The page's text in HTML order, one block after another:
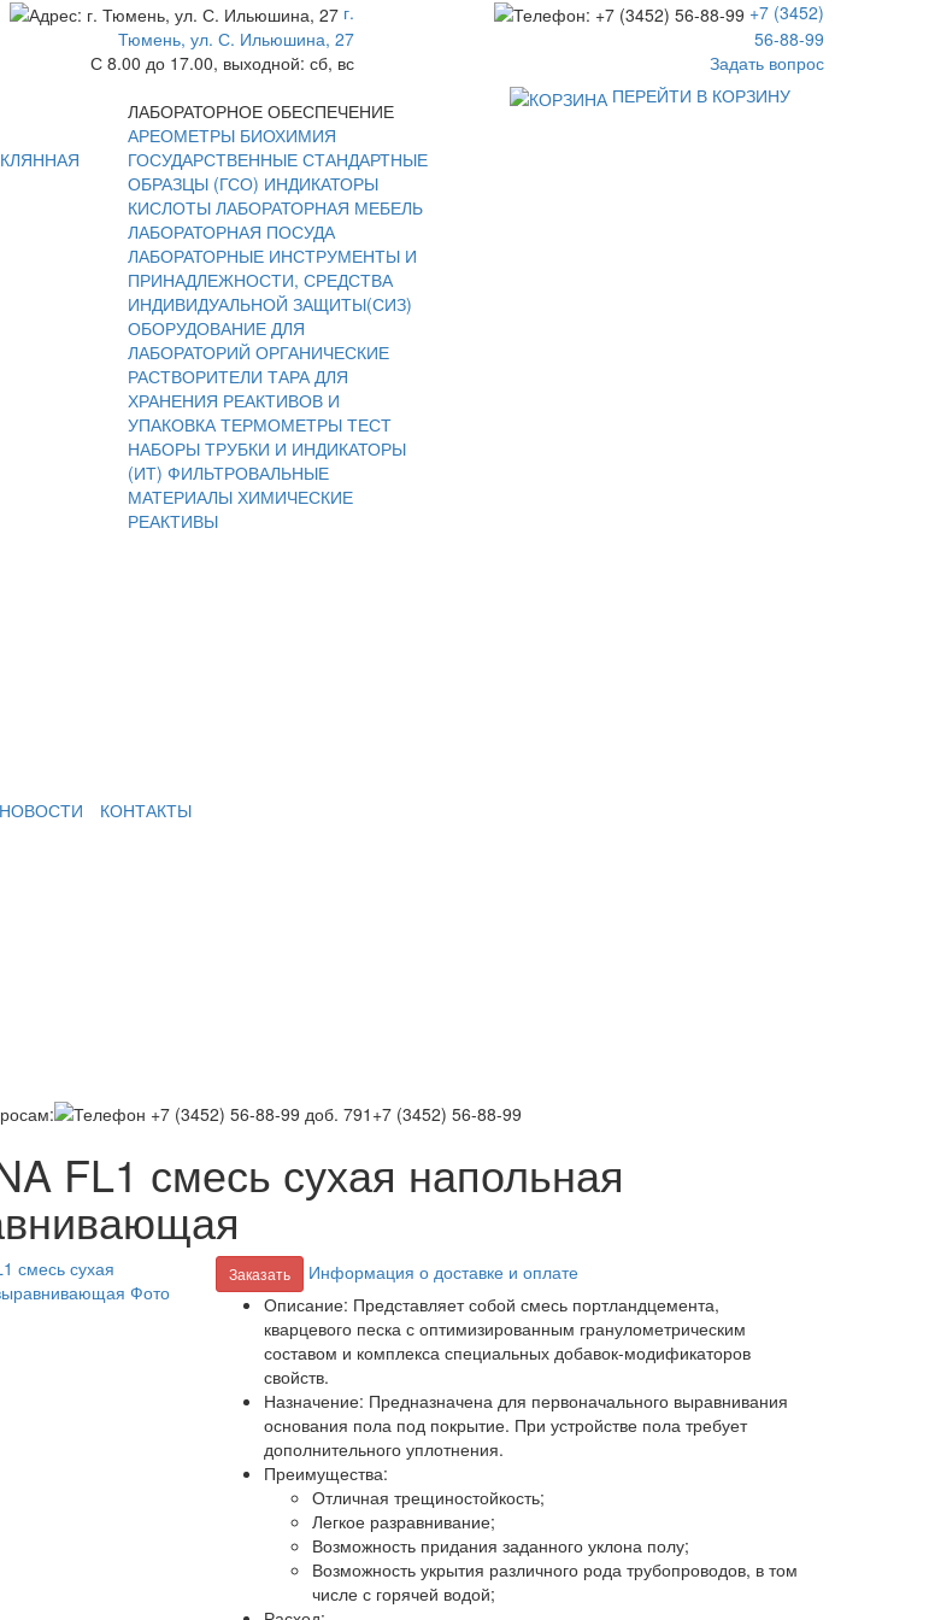
г.
Тюмень, ул. С. Ильюшина, 27
С 8.00 до 17.00, выходной: сб, вс
+7 (3452)
56-88-99
Задать вопрос
ЛАБОРАТОРНОЕ ОБЕСПЕЧЕНИЕ
АРЕОМЕТРЫ БИОХИМИЯ
ГОСУДАРСТВЕННЫЕ СТАНДАРТНЫЕ
ОБРАЗЦЫ (ГСО) ИНДИКАТОРЫ
КИСЛОТЫ ЛАБОРАТОРНАЯ МЕБЕЛЬ
ЛАБОРАТОРНАЯ ПОСУДА
ЛАБОРАТОРНЫЕ ИНСТРУМЕНТЫ И
ПРИНАДЛЕЖНОСТИ, СРЕДСТВА
ИНДИВИДУАЛЬНОЙ ЗАЩИТЫ(СИЗ)
ОБОРУДОВАНИЕ ДЛЯ
ЛАБОРАТОРИЙ ОРГАНИЧЕСКИЕ
РАСТВОРИТЕЛИ ТАРА ДЛЯ
ХРАНЕНИЯ РЕАКТИВОВ И
УПАКОВКА ТЕРМОМЕТРЫ ТЕСТ
НАБОРЫ ТРУБКИ И ИНДИКАТОРЫ
(ИТ) ФИЛЬТРОВАЛЬНЫЕ
МАТЕРИАЛЫ ХИМИЧЕСКИЕ
РЕАКТИВЫ
НОВОСТИ КОНТАКТЫ
ПЕРЕЙТИ В КОРЗИНУ
+7 (3452) 56-88-99
FL1 смесь сухая напольная
Заказать
Информация о доставке и оплате
Описание: Представляет собой смесь портландцемента,
кварцевого песка с оптимизированным гранулометрическим
составом и комплекса специальных добавок-модификаторов
свойств.
Назначение: Предназначена для первоначального выравнивания
основания пола под покрытие. При устройстве пола требует
дополнительного уплотнения.
Преимущества:
Отличная трещиностойкость;
Легкое разравнивание;
Возможность придания заданного уклона полу;
Возможность укрытия различного рода трубопроводов, в том
числе с горячей водой;